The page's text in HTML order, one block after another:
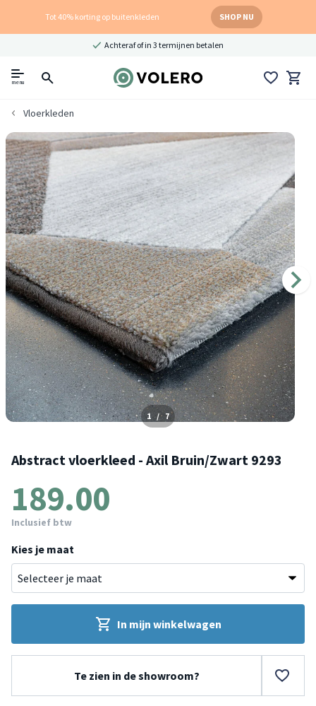
Tot 40% korting op buitenkleden SHOP NU
Achteraf of in 3 termijnen betalen
menu
Vloerkleden
1 / 7
Abstract vloerkleed - Axil Bruin/Zwart 9293
189.00
Inclusief btw
Kies je maat
In mijn winkelwagen
Te zien in de showroom?